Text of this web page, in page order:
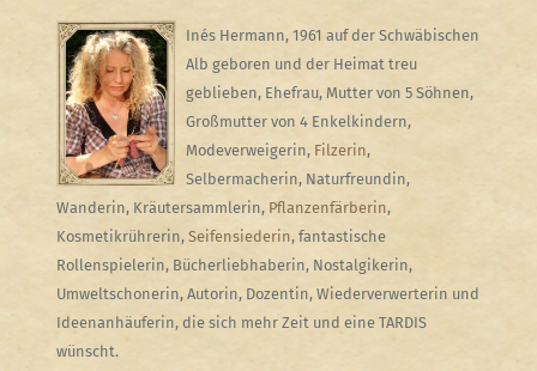
Inés Hermann, 1961 auf der Schwäbischen
Alb geboren und der Heimat treu
geblieben, Ehefrau, Mutter von 5 Söhnen,
Großmutter von 4 Enkelkindern,
Modeverweigerin, Filzerin,
Selbermacherin, Naturfreundin,
Wanderin, Kräutersammlerin, Pflanzenfärberin,
Kosmetikrührerin, Seifensiederin, fantastische
Rollenspielerin, Bücherliebhaberin, Nostalgikerin,
Umweltschonerin, Autorin, Dozentin, Wiederverwerterin und
Ideenanhäuferin, die sich mehr Zeit und eine TARDIS
wünscht.